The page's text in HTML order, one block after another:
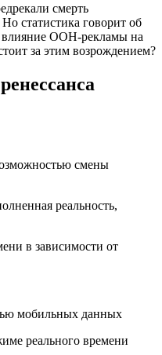
смерть
статистика говорит об
OOH-рекламы на
за этим возрождением?
смены
реальность,
в зависимости от
мобильных данных
реального времени